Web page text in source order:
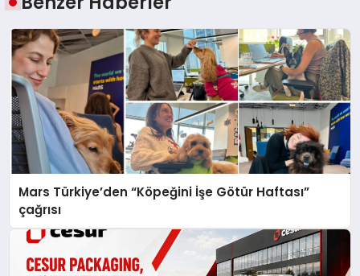
Mars Türkiye’den “Köpeğini İşe Götür Haftası”
çağrısı